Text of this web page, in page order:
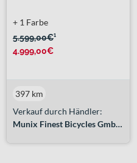
5.599,00€¹
4.999,00€
+ 1 Farbe
Verkauf durch Händler:
Munix Finest Bicycles GmbH&Co. KG
397 km